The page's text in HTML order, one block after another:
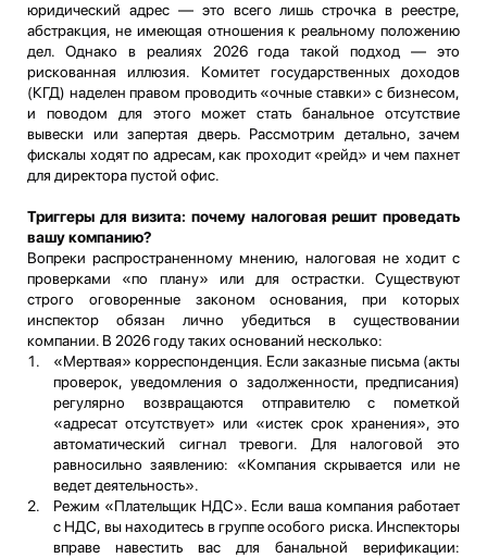
юридический адрес — это всего лишь строчка в реестре,
абстракция, не имеющая отношения к реальному положению
дел. Однако в реалиях 2026 года такой подход — это
рискованная иллюзия. Комитет государственных доходов
(КГД) наделен правом проводить «очные ставки» с бизнесом,
и поводом для этого может стать банальное отсутствие
вывески или запертая дверь. Рассмотрим детально, зачем
фискалы ходят по адресам, как проходит «рейд» и чем пахнет
для директора пустой офис.
Триггеры для визита: почему налоговая решит проведать
вашу компанию?
Вопреки распространенному мнению, налоговая не ходит с
проверками «по плану» или для острастки. Существуют
строго оговоренные законом основания, при которых
инспектор обязан лично убедиться в существовании
компании. В 2026 году таких оснований несколько:
«Мертвая» корреспонденция. Если заказные письма (акты
проверок, уведомления о задолженности, предписания)
регулярно возвращаются отправителю с пометкой
«адресат отсутствует» или «истек срок хранения», это
автоматический сигнал тревоги. Для налоговой это
равносильно заявлению: «Компания скрывается или не
ведет деятельность».
Режим «Плательщик НДС». Если ваша компания работает
с НДС, вы находитесь в группе особого риска. Инспекторы
вправе навестить вас для банальной верификации: